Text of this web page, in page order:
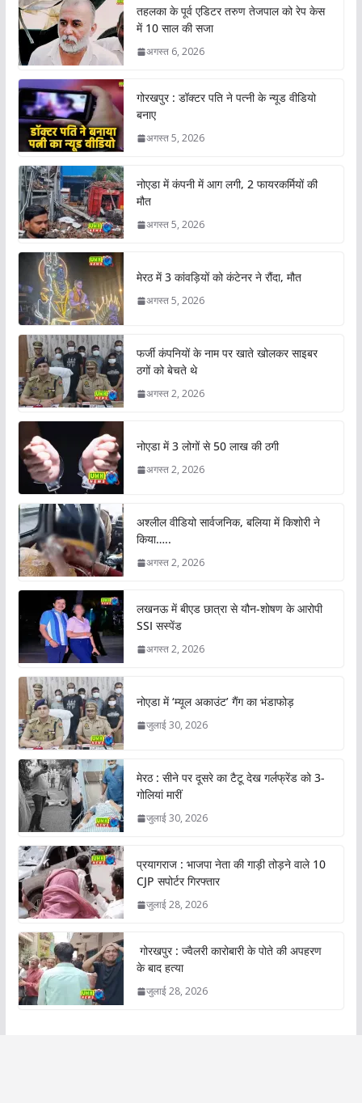
तहलका के पूर्व एडिटर तरुण तेजपाल को रेप केस
में 10 साल की सजा
अगस्त 6, 2026
गोरखपुर : डॉक्टर पति ने पत्नी के न्यूड वीडियो
बनाए
अगस्त 5, 2026
नोएडा में कंपनी में आग लगी, 2 फायरकर्मियों की
मौत
अगस्त 5, 2026
मेरठ में 3 कांवड़ियों को कंटेनर ने रौंदा, मौत
अगस्त 5, 2026
फर्जी कंपनियों के नाम पर खाते खोलकर साइबर
ठगों को बेचते थे
अगस्त 2, 2026
नोएडा में 3 लोगों से 50 लाख की ठगी
अगस्त 2, 2026
अश्लील वीडियो सार्वजनिक, बलिया में किशोरी ने
किया…..
अगस्त 2, 2026
लखनऊ में बीएड छात्रा से यौन-शोषण के आरोपी
SSI सस्पेंड
अगस्त 2, 2026
नोएडा में ‘म्यूल अकाउंट’ गैंग का भंडाफोड़
जुलाई 30, 2026
मेरठ : सीने पर दूसरे का टैटू देख गर्लफ्रेंड को 3-
गोलियां मारीं
जुलाई 30, 2026
प्रयागराज : भाजपा नेता की गाड़ी तोड़ने वाले 10
CJP सपोर्टर गिरफ्तार
जुलाई 28, 2026
गोरखपुर : ज्वैलरी कारोबारी के पोते की अपहरण
के बाद हत्या
जुलाई 28, 2026